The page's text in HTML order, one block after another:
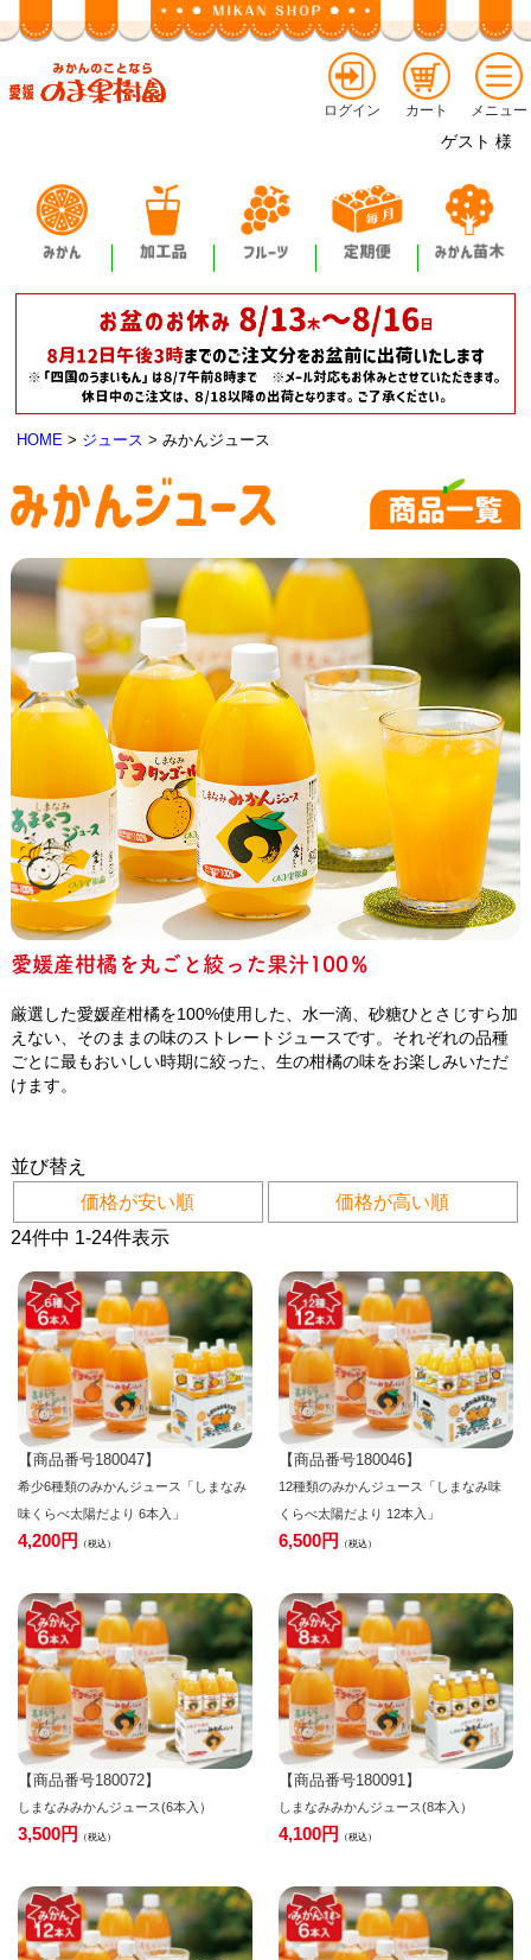
ログイン カート メニュー
ゲスト 様
HOME ジュース みかんジュース
愛媛産柑橘を丸ごと絞った果汁100％
厳選した愛媛産柑橘を100%使用した、水一滴、砂糖ひとさじすら加
えない、そのままの味のストレートジュースです。それぞれの品種
ごとに最もおいしい時期に絞った、生の柑橘の味をお楽しみいただ
けます。
並び替え
価格が安い順
価格が高い順
24件中 1-24件表示
【商品番号180047】
希少6種類のみかんジュース「しまなみ
味くらべ太陽だより 6本入」
4,200 税込
【商品番号180046】
12種類のみかんジュース「しまなみ味
くらべ太陽だより 12本入」
6,500 税込
【商品番号180072】
しまなみみかんジュース(6本入）
3,500 税込
【商品番号180091】
しまなみみかんジュース(8本入）
4,100 税込